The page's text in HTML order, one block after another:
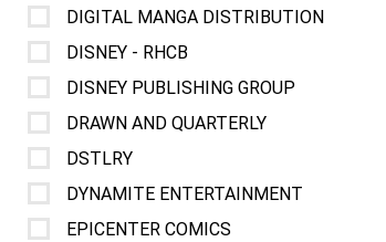
DIGITAL MANGA DISTRIBUTION
DISNEY - RHCB
DISNEY PUBLISHING GROUP
DRAWN AND QUARTERLY
DSTLRY
DYNAMITE ENTERTAINMENT
EPICENTER COMICS